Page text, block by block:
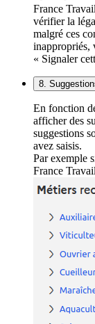
France
vérifier la
malgré ces
inappropriés,
« Signaler
8.
En fonction
afficher des
suggestions
avez saisis.
Par exemple
France